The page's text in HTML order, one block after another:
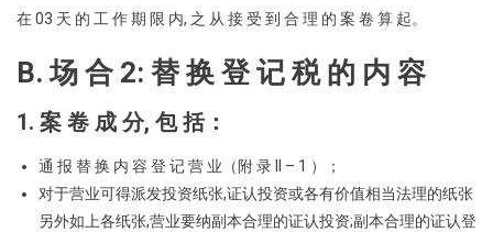
在 03 天 的 工 作 期 限 内, 之 从 接 受 到 合 理 的 案 卷 算 起。
B. 场 合 2: 替 换 登 记 税 的 内 容
1. 案 卷 成 分, 包 括：
通 报 替 换 内 容 登 记 营 业（附 录 II – 1 ）；
对于营业可得派发投资纸张,证认投资或各有价值相当法理的纸张
另外如上各纸张,营业要纳副本合理的证认投资;副本合理的证认登